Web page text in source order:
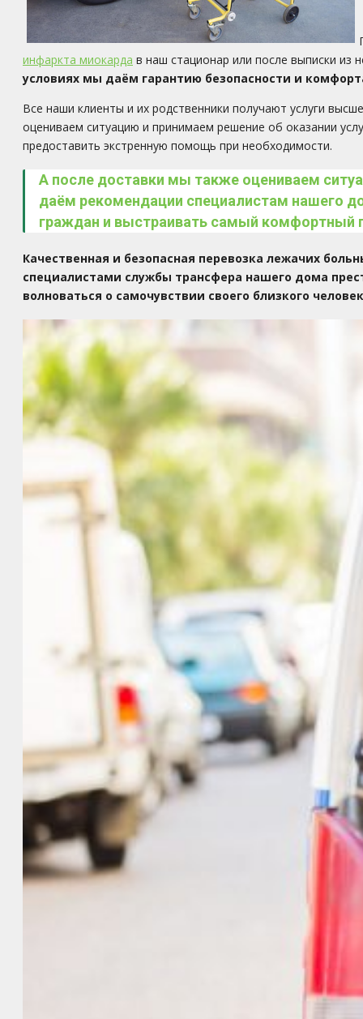
инфаркта миокарда в наш стационар или после выписки
условиях мы даём гарантию безопасности и
Все наши клиенты и их родственники получают услуги
оцениваем ситуацию и принимаем решение об оказании
предоставить экстренную помощь при необходимости.
А после доставки мы также оцениваем
даём рекомендации специалистам нашего
граждан и выстраивать самый комфортный
Качественная и безопасная перевозка лежачих
специалистами службы трансфера нашего дома
волноваться о самочувствии своего близкого